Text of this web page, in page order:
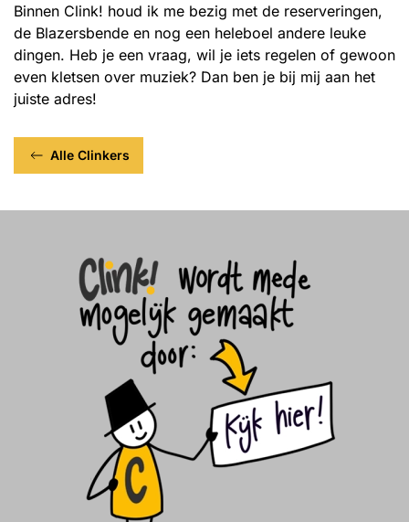
Binnen Clink! houd ik me bezig met de reserveringen,
de Blazersbende en nog een heleboel andere leuke
dingen. Heb je een vraag, wil je iets regelen of gewoon
even kletsen over muziek? Dan ben je bij mij aan het
juiste adres!
Alle Clinkers